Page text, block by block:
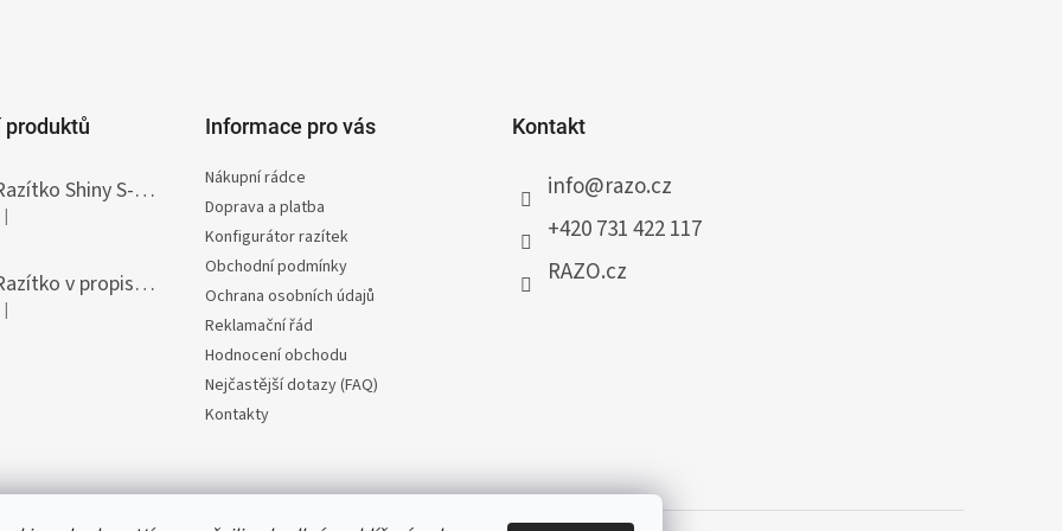
produktů
Razítko Shiny S-308T Printer Line, vlastní text 45 x 10 mm
Hodnocení produktu je 5 z 5 hvězdiček.
|
Razítko v propisce Heri Diagonal, vlastní text 33 x 8,7 mm
Hodnocení produktu je 5 z 5 hvězdiček.
|
Informace pro vás
Nákupní rádce
Doprava a platba
Konfigurátor razítek
Obchodní podmínky
Ochrana osobních údajů
Reklamační řád
Hodnocení obchodu
Nejčastější dotazy (FAQ)
Kontakty
Kontakt
info@razo.cz
+420 731 422 117
RAZO.cz